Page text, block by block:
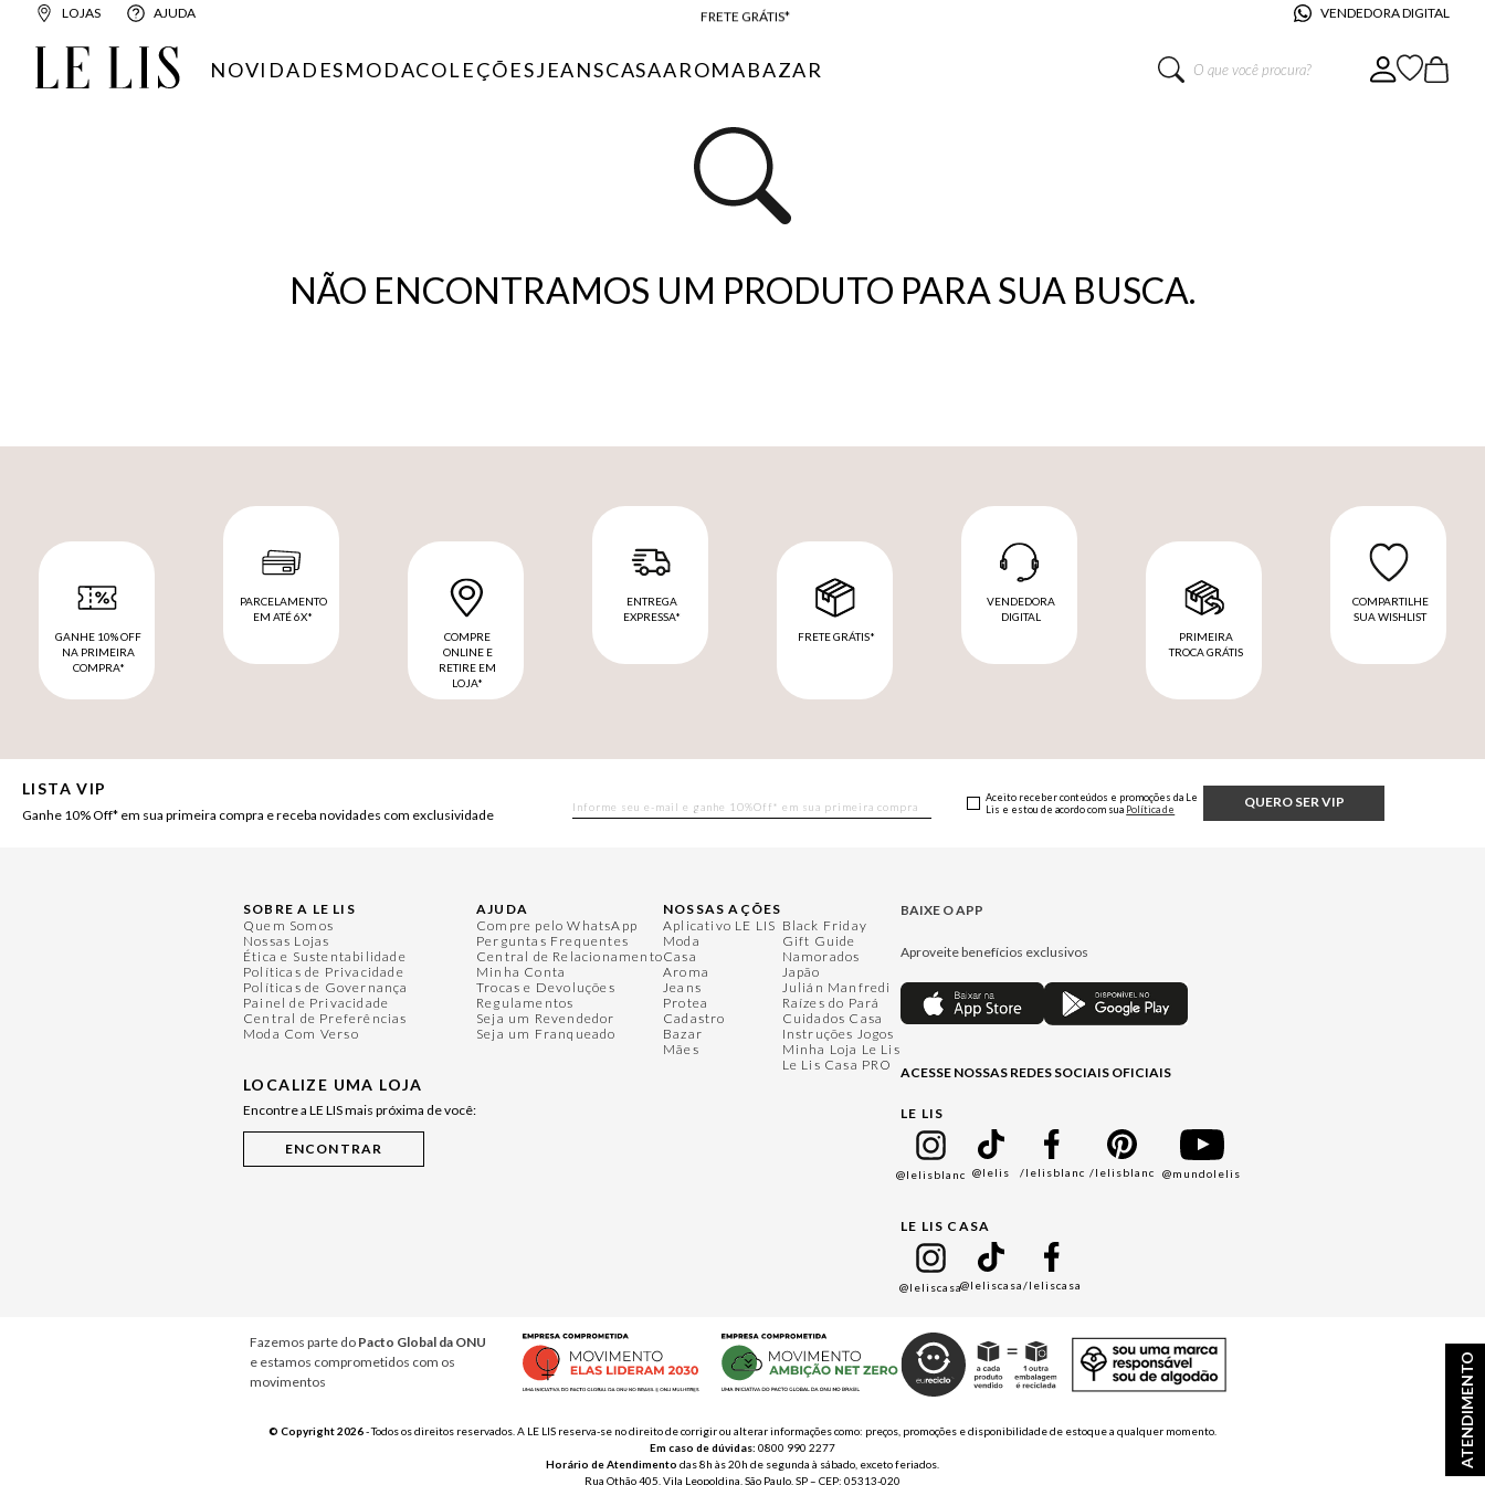
LOJAS AJUDA
FRETE GRÁTIS*
10% OFF NA PRIMEIRA COMPRA*
VENDEDORA DIGITAL
ATENDIMENTO
NOVIDADESMODACOLEÇÕESJEANSCASAAROMABAZAR
O que você procura?
NÃO ENCONTRAMOS UM PRODUTO PARA SUA BUSCA.
GANHE 10% OFF
NA PRIMEIRA
COMPRA*
PARCELAMENTO
EM ATÉ 6X*
COMPRE
ONLINE E
RETIRE EM
LOJA*
ENTREGA
EXPRESSA*
FRETE GRÁTIS*
VENDEDORA
DIGITAL
PRIMEIRA
TROCA GRÁTIS
COMPARTILHE
SUA WISHLIST
LISTA VIP
Ganhe 10% Off* em sua primeira compra e receba novidades com exclusividade
QUERO SER VIP
Aceito receber conteúdos e promoções da Le
Lis e estou de acordo com sua Política de
SOBRE A LE LIS
Quem Somos
Nossas Lojas
Ética e Sustentabilidade
Políticas de Privacidade
Políticas de Governança
Painel de Privacidade
Central de Preferências
Moda Com Verso
LOCALIZE UMA LOJA
Encontre a LE LIS mais próxima de você:
AJUDA
Compre pelo WhatsApp
Perguntas Frequentes
Central de Relacionamento
Minha Conta
Trocas e Devoluções
Regulamentos
Seja um Revendedor
Seja um Franqueado
NOSSAS AÇÕES
Aplicativo LE LIS
Moda
Casa
Aroma
Jeans
Protea
Cadastro
Bazar
Mães
Black Friday
Gift Guide
Namorados
Japão
Julián Manfredi
Raízes do Pará
Cuidados Casa
Instruções Jogos
Minha Loja Le Lis
Le Lis Casa PRO
BAIXE O APP
Aproveite benefícios exclusivos
ACESSE NOSSAS REDES SOCIAIS OFICIAIS
LE LIS
@lelisblanc @lelis /lelisblanc /lelisblanc @mundolelis
LE LIS CASA
@leliscasa@leliscasa/leliscasa
Fazemos parte do Pacto Global da ONU
e estamos comprometidos com os
movimentos
© Copyright 2026- Todos os direitos reservados. A LE LIS reserva-se no direito de corrigir ou alterar informações como: preços, promoções e disponibilidade de estoque a qualquer momento.
Em caso de dúvidas: 0800 990 2277
Horário de Atendimento das 8h às 20h de segunda à sábado, exceto feriados.
Rua Othão 405, Vila Leopoldina, São Paulo, SP – CEP: 05313-020